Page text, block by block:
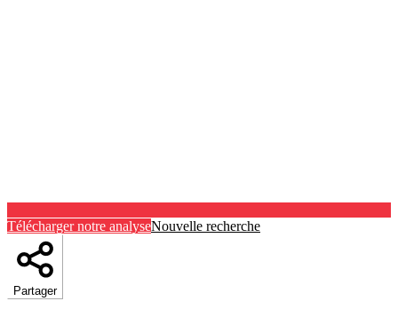
Télécharger notre analyseNouvelle recherche
Partager